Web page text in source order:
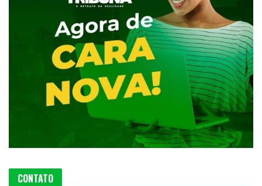
CONTATO